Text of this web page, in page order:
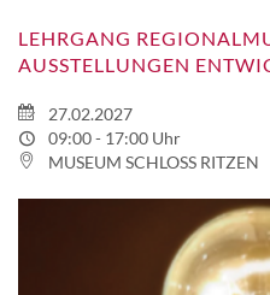
LEHRGANG
AUSSTELLUNGEN
27.02.2027
09:00 - 17:00 Uhr
MUSEUM SCHLOSS RITZEN